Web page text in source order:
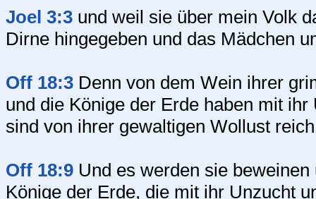
Joel 3:3 und weil sie über mein Volk
Dirne hingegeben und das Mädchen
Off 18:3 Denn von dem Wein ihrer
und die Könige der Erde haben mit
sind von ihrer gewaltigen Wollust
Off 18:9 Und es werden sie
Könige der Erde, die mit ihr Unzucht